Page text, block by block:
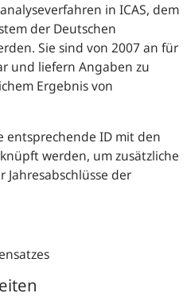
in ICAS, dem
der Deutschen
Sie sind von 2007 an für
und liefern Angaben zu
Ergebnis von
entsprechende ID mit den
werden, um zusätzliche
der